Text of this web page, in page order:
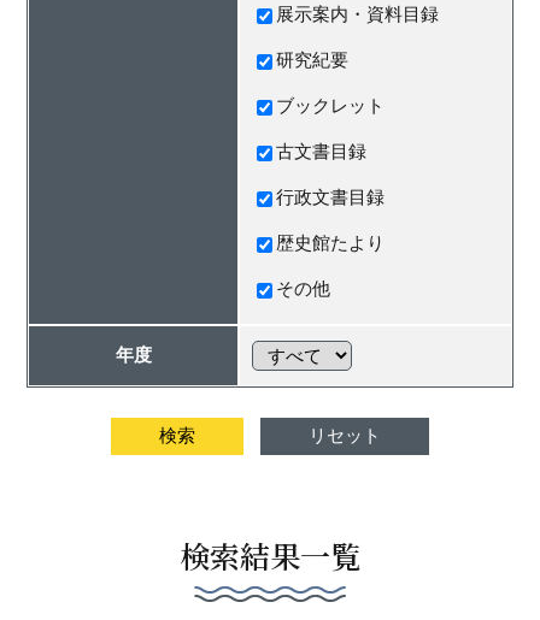
展示案内・資料目録
研究紀要
ブックレット
古文書目録
行政文書目録
歴史館たより
その他
年度
検索結果一覧